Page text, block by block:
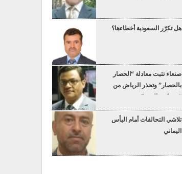
هل تكرّر السعودية أخطاءها؟
صنعاء تثبت معادلة “الحصار
بالحصار” وتحذر الرياض من
“عسكرة البحر”
تلاشي التحالفات أمام البأس
اليماني